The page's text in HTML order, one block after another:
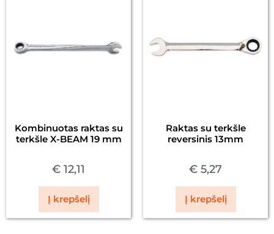
Kombinuotas raktas su
terkšle X-BEAM 19 mm
€ 12,11
Į krepšelį
Raktas su terkšle
reversinis 13mm
€ 5,27
Į krepšelį